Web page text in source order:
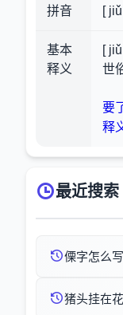
拼音 [
基本
释义
[
世
要
释
最近搜索
傈字怎么写
猪头挂在